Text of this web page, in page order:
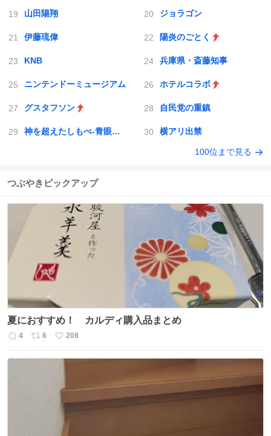
山田陽翔 ジョラゴン
伊藤琉偉 陽炎のごとく
KNB 兵庫県・斎藤知事
ニンテンドーミュージアム ホテルコラボ
グスタフソン 自民党の重鎮
神を超えたしもべ-青眼の究極竜 横アリ出禁
100位まで見る
つぶやきピックアップ
夏におすすめ！ カルディ購入品まとめ
返
4
リ
6
い
208